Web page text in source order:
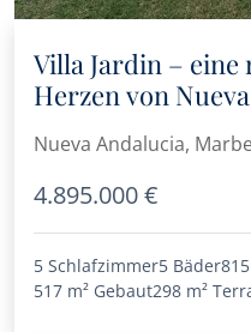
Villa Jardin –
Herzen von
Nueva Andalucia,
4.895.000 €
5 Schlafzimmer5 Bäder
517 m² Gebaut298 m²